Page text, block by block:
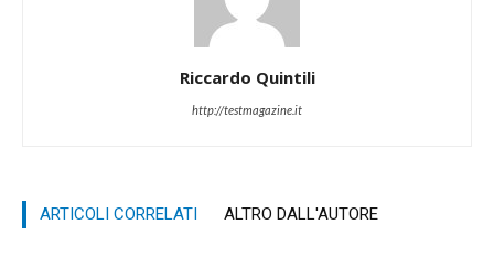
Riccardo Quintili
http://testmagazine.it
ARTICOLI CORRELATI ALTRO DALL'AUTORE